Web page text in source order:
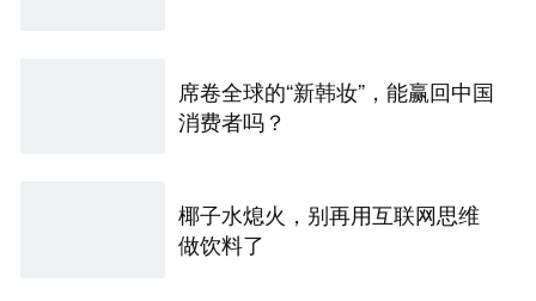
席卷全球的“新韩妆”，能赢回中国
消费者吗？
椰子水熄火，别再用互联网思维
做饮料了